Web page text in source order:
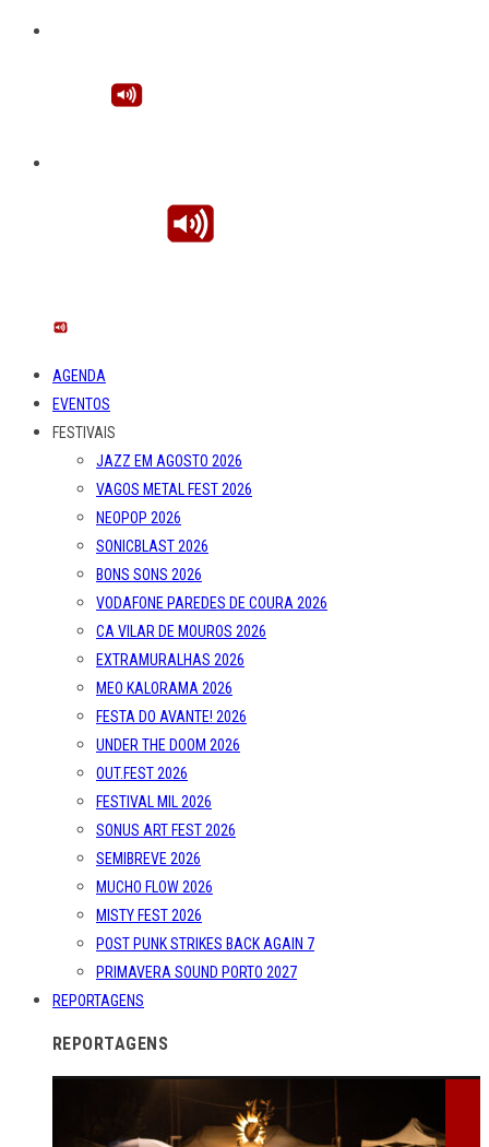
AGENDA
EVENTOS
FESTIVAIS
JAZZ EM AGOSTO 2026
VAGOS METAL FEST 2026
NEOPOP 2026
SONICBLAST 2026
BONS SONS 2026
VODAFONE PAREDES DE COURA 2026
CA VILAR DE MOUROS 2026
EXTRAMURALHAS 2026
MEO KALORAMA 2026
FESTA DO AVANTE! 2026
UNDER THE DOOM 2026
OUT.FEST 2026
FESTIVAL MIL 2026
SONUS ART FEST 2026
SEMIBREVE 2026
MUCHO FLOW 2026
MISTY FEST 2026
POST PUNK STRIKES BACK AGAIN 7
PRIMAVERA SOUND PORTO 2027
REPORTAGENS
REPORTAGENS